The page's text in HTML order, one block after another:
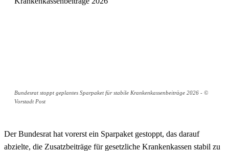
Bundesrat stoppt geplantes Sparpaket für stabile Krankenkassenbeiträge 2026 - ©
Vorstadt Post
Der Bundesrat hat vorerst ein Sparpaket gestoppt, das darauf
abzielte, die Zusatzbeiträge für gesetzliche Krankenkassen stabil zu